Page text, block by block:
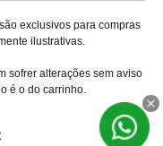
exclusivos para compras
ilustrativas.
sofrer alterações sem aviso
é o do carrinho.